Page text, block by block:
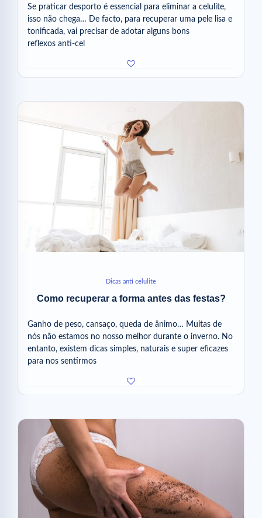
Se praticar desporto é essencial para eliminar a celulite,
isso não chega… De facto, para recuperar uma pele lisa e
tonificada, vai precisar de adotar alguns bons
reflexos anti-cel
Dicas anti celulite
Como recuperar a forma antes das festas?
Ganho de peso, cansaço, queda de ânimo… Muitas de
nós não estamos no nosso melhor durante o inverno. No
entanto, existem dicas simples, naturais e super eficazes
para nos sentirmos